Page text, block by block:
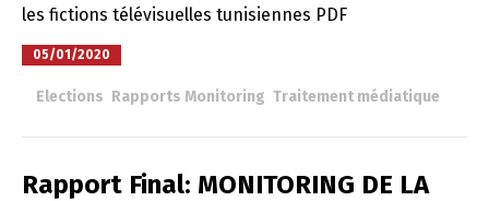
les fictions télévisuelles tunisiennes PDF
05/01/2020
Elections Rapports Monitoring Traitement médiatique
Rapport Final: MONITORING DE LA